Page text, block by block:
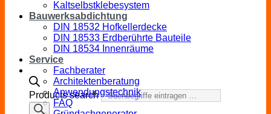
Products search
Kaltselbstklebesystem
Bauwerksabdichtung
DIN 18532 Hofkellerdecke
DIN 18533 Erdberührte Bauteile
DIN 18534 Innenräume
Service
Fachberater
Architektenberatung
Anwendungstechnik
FAQ